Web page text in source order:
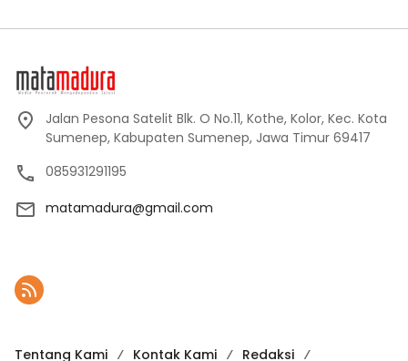
Jalan Pesona Satelit Blk. O No.11, Kothe, Kolor, Kec. Kota
Sumenep, Kabupaten Sumenep, Jawa Timur 69417
085931291195
matamadura@gmail.com
Tentang Kami Kontak Kami Redaksi